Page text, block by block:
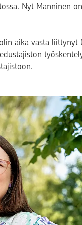
Nyt Manninen
aika vasta liittynyt